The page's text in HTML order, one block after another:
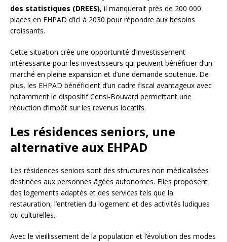
des statistiques (DREES), il manquerait près de 200 000
places en EHPAD d’ici à 2030 pour répondre aux besoins
croissants.
Cette situation crée une opportunité d’investissement
intéressante pour les investisseurs qui peuvent bénéficier d’un
marché en pleine expansion et d’une demande soutenue. De
plus, les EHPAD bénéficient d’un cadre fiscal avantageux avec
notamment le dispositif Censi-Bouvard permettant une
réduction d’impôt sur les revenus locatifs.
Les résidences seniors, une
alternative aux EHPAD
Les résidences seniors sont des structures non médicalisées
destinées aux personnes âgées autonomes. Elles proposent
des logements adaptés et des services tels que la
restauration, l’entretien du logement et des activités ludiques
ou culturelles.
Avec le vieillissement de la population et l’évolution des modes